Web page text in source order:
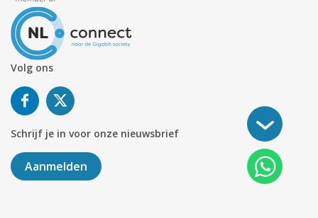
Volg ons
Schrijf je in voor onze nieuwsbrief
Aanmelden